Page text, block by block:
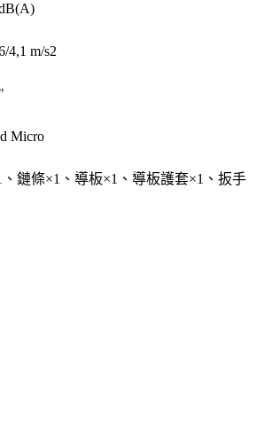
4,1 m/s2
Micro
鏈條×1、導板×1、導板護套×1、扳手